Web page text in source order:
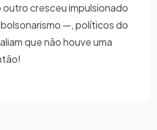
cresceu impulsionado
—, políticos do
que não houve uma